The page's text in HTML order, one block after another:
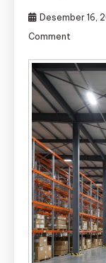
Desember 16,
Comment
Gudang
Yogya
|
Jasa
Bangun
Gudang
Yogya
–
Djava
Lumintu
Panen